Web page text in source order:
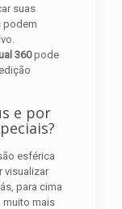
suas
podem
360pode
e por
esférica
visualizar
para cima
muito mais